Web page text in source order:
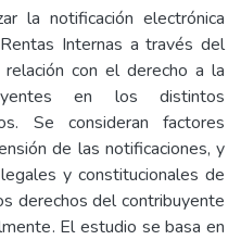
la notificación electrónica
Internas a través del
con el derecho a la
en los distintos
Se consideran factores
de las notificaciones, y
y constitucionales de
derechos del contribuyente
El estudio se basa en